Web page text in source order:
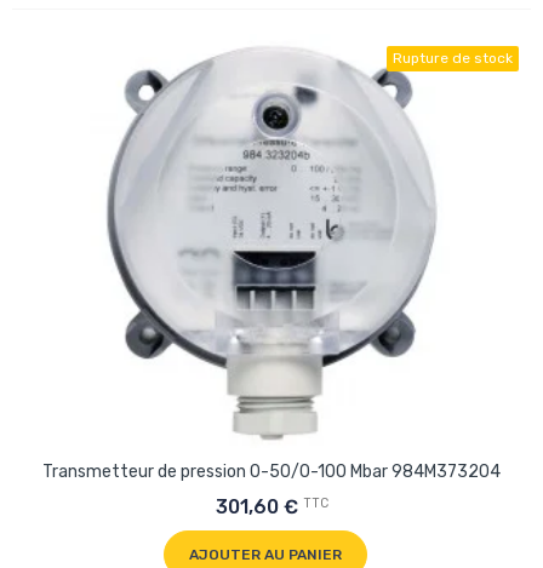
Rupture de stock
Transmetteur de pression 0-50/0-100 Mbar 984M373204
301,60 € TTC
AJOUTER AU PANIER